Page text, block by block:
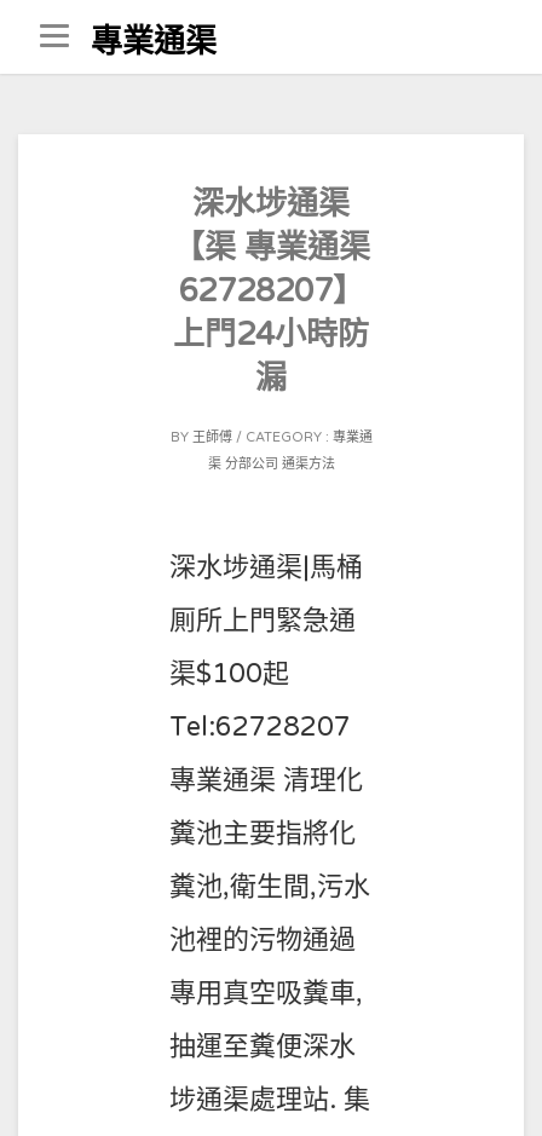
Skip
to
專業通渠
深水埗通渠
【渠 專業通渠
62728207】
上門24小時防
漏
BY 王師傅
POSTED
ON
CATEGORY : 專業通
渠 分部公司 通渠方法
深水埗通渠|馬桶
厠所上門緊急通
渠$100起
Tel:62728207
專業通渠 清理化
糞池主要指將化
糞池,衛生間,污水
池裡的污物通過
專用真空吸糞車,
抽運至糞便深水
埗通渠處理站. 集